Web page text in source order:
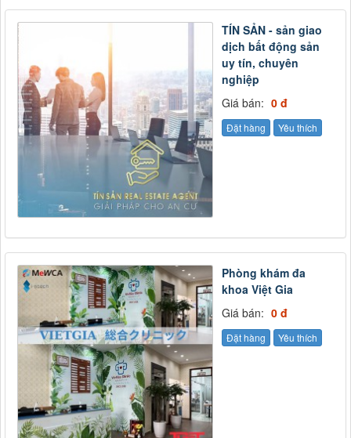
TÍN SẢN - sản giao
dịch bất động sản
uy tín, chuyên
nghiệp
Giá bán: 0 đ
Đặt hàng Yêu thích
Phòng khám đa
khoa Việt Gia
Giá bán: 0 đ
Đặt hàng Yêu thích